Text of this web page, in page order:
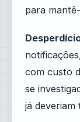
para
com custo
se
já deveriam